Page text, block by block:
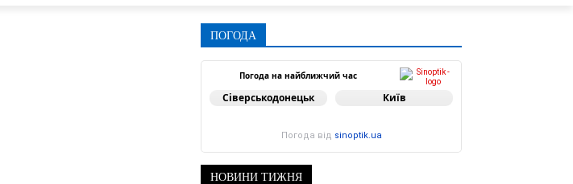
ПОГОДА
Погода на найближчий час
Сіверськодонецьк Київ
Погода від sinoptik.ua
НОВИНИ ТИЖНЯ